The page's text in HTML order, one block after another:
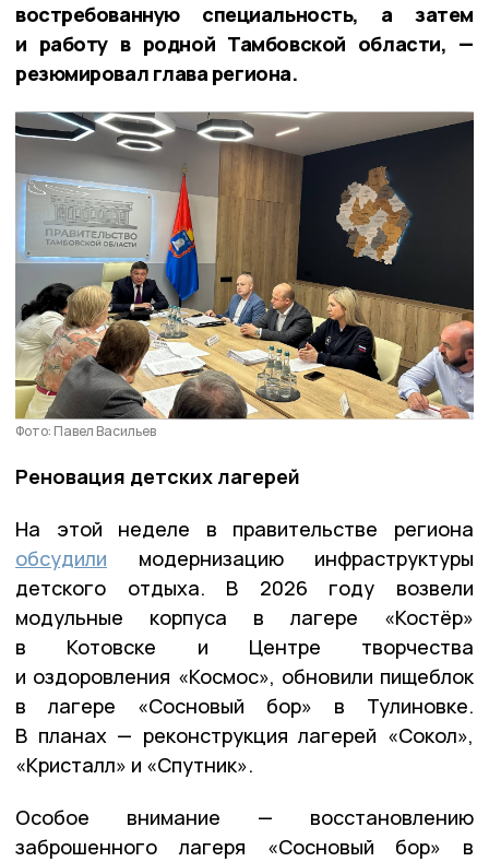
востребованную специальность, а затем
и работу в родной Тамбовской области, —
резюмировал глава региона.
Фото: Павел Васильев
Реновация детских лагерей
На этой неделе в правительстве региона
обсудили модернизацию инфраструктуры
детского отдыха. В 2026 году возвели
модульные корпуса в лагере «Костёр»
в Котовске и Центре творчества
и оздоровления «Космос», обновили пищеблок
в лагере «Сосновый бор» в Тулиновке.
В планах — реконструкция лагерей «Сокол»,
«Кристалл» и «Спутник».
Особое внимание — восстановлению
заброшенного лагеря «Сосновый бор» в